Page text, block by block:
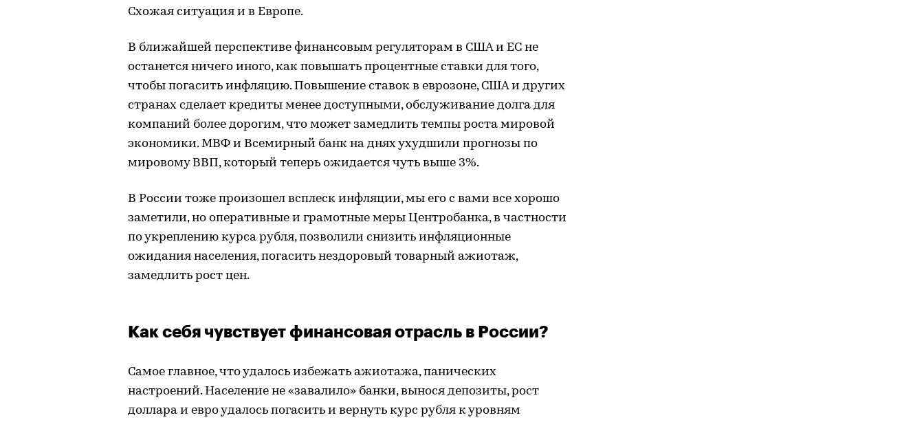
Схожая ситуация и в Европе.
В ближайшей перспективе финансовым регуляторам в США и ЕС не
останется ничего иного, как повышать процентные ставки для того,
чтобы погасить инфляцию. Повышение ставок в еврозоне, США и других
странах сделает кредиты менее доступными, обслуживание долга для
компаний более дорогим, что может замедлить темпы роста мировой
экономики. МВФ и Всемирный банк на днях ухудшили прогнозы по
мировому ВВП, который теперь ожидается чуть выше 3%.
В России тоже произошел всплеск инфляции, мы его с вами все хорошо
заметили, но оперативные и грамотные меры Центробанка, в частности
по укреплению курса рубля, позволили снизить инфляционные
ожидания населения, погасить нездоровый товарный ажиотаж,
замедлить рост цен.
Как себя чувствует финансовая отрасль в России?
Самое главное, что удалось избежать ажиотажа, панических
настроений. Население не «завалило» банки, вынося депозиты, рост
доллара и евро удалось погасить и вернуть курс рубля к уровням